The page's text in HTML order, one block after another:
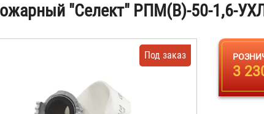
"Селект" РПМ(В)-50-1,6-
Под заказ
3